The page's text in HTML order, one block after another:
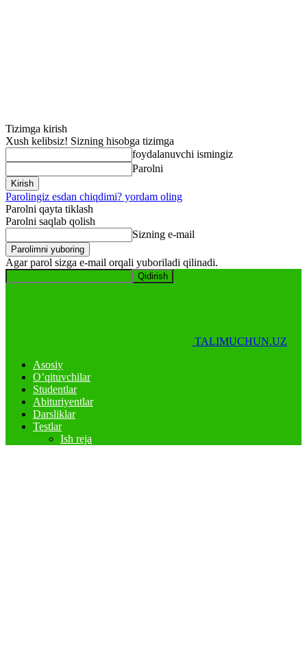
Tizimga kirish
Xush kelibsiz! Sizning hisobga tizimga
foydalanuvchi ismingiz
Parolni
Parolingiz esdan chiqdimi? yordam oling
Parolni qayta tiklash
Parolni saqlab qolish
Sizning e-mail
Agar parol sizga e-mail orqali yuboriladi qilinadi.
TALIMUCHUN.UZ
Asosiy
O’qituvchilar
Studentlar
Abituriyentlar
Darsliklar
Testlar
Ish reja